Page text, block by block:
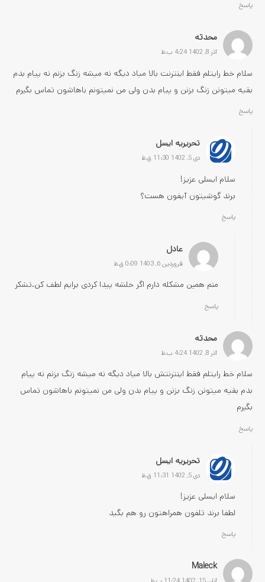
پاسخ
محدثه
آذر 8, 1402 4:24 ب.ظ
سلام خط رایتلم فقط اینترنت بالا میاد دیگه نه میشه زنگ بزنم نه پیام بدم
بقیه میتونن زنگ بزنن و پیام بدن ولی من نمیتونم باهاشون تماس بگیرم
پاسخ
تحریریه ایسل
دی 5, 1402 11:30 ق.ظ
سلام ایسلی عزیز!
برند گوشیتون آیفون هست؟
پاسخ
عادل
فروردین 6, 1403 0:09 ق.ظ
منم همین مشکله دارم اگر حلشه پیدا کردی برایم لطف کن.تشکر
پاسخ
محدثه
آذر 8, 1402 4:24 ب.ظ
سلام خط رایتلم فقط اینترنتش بالا میاد دیگه نه میشه زنگ بزنم نه پیام
بدم بقیه میتونن زنگ بزنن و پیام بدن ولی من نمیتونم باهاشون تماس
بگیرم
پاسخ
تحریریه ایسل
دی 5, 1402 11:31 ق.ظ
سلام ایسلی عزیز!
لطفا برند تلفون همراهتون رو هم بگید
پاسخ
Maleck